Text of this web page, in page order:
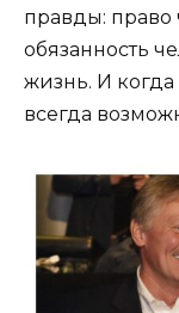
правды: право
обязанность
жизнь. И когда
всегда